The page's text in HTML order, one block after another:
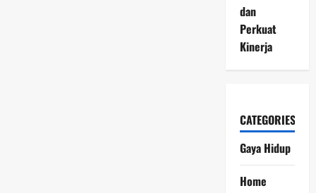
dan
Perkuat
Kinerja
CATEGORIES
Gaya Hidup
Home